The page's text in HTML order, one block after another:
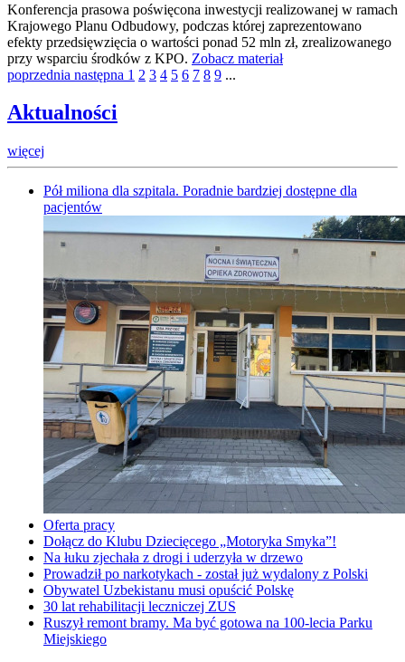
Konferencja prasowa poświęcona inwestycji realizowanej w ramach
Krajowego Planu Odbudowy, podczas której zaprezentowano
efekty przedsięwzięcia o wartości ponad 52 mln zł, zrealizowanego
przy wsparciu środków z KPO. Zobacz materiał
poprzednia następna 1 2 3 4 5 6 7 8 9 ...
Aktualności
więcej
Pół miliona dla szpitala. Poradnie bardziej dostępne dla
pacjentów
Oferta pracy
Dołącz do Klubu Dziecięcego „Motoryka Smyka”!
Na łuku zjechała z drogi i uderzyła w drzewo
Prowadził po narkotykach - został już wydalony z Polski
Obywatel Uzbekistanu musi opuścić Polskę
30 lat rehabilitacji leczniczej ZUS
Ruszył remont bramy. Ma być gotowa na 100-lecia Parku
Miejskiego